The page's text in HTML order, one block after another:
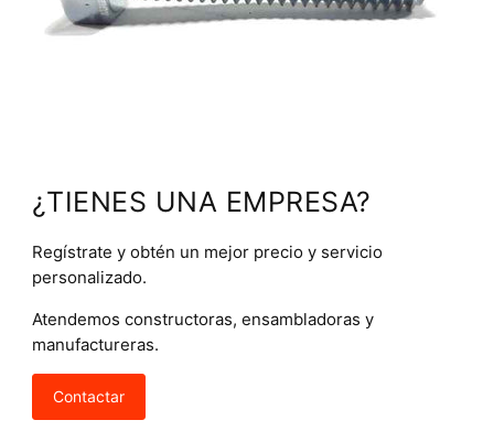
¿TIENES UNA EMPRESA?
Regístrate y obtén un mejor precio y servicio
personalizado.
Atendemos constructoras, ensambladoras y
manufactureras.
Contactar